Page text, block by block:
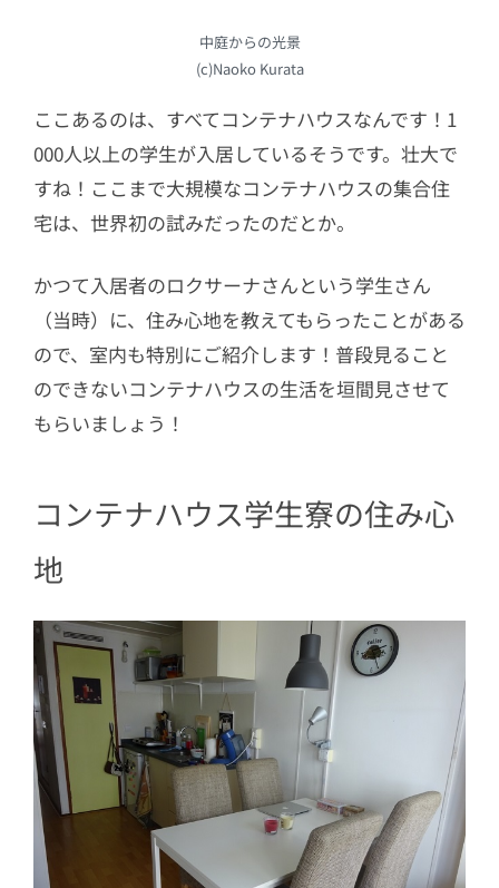
中庭からの光景
(c)Naoko Kurata
ここあるのは、すべてコンテナハウスなんです！1
000人以上の学生が入居しているそうです。壮大で
すね！ここまで大規模なコンテナハウスの集合住
宅は、世界初の試みだったのだとか。
かつて入居者のロクサーナさんという学生さん
（当時）に、住み心地を教えてもらったことがある
ので、室内も特別にご紹介します！普段見ること
のできないコンテナハウスの生活を垣間見させて
もらいましょう！
コンテナハウス学生寮の住み心
地